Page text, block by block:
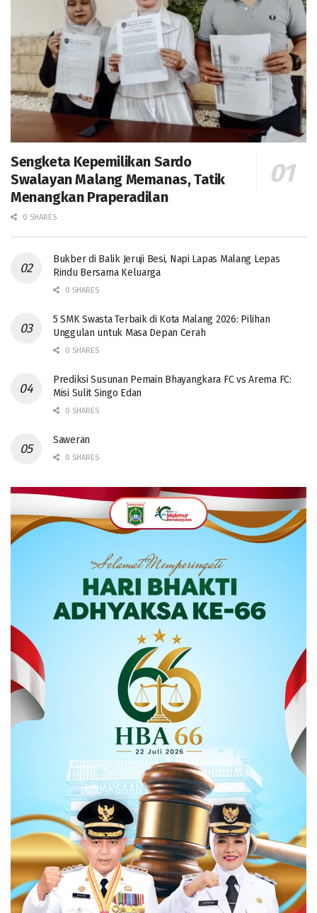
Sengketa Kepemilikan Sardo
Swalayan Malang Memanas, Tatik
Menangkan Praperadilan
0 SHARES
Bukber di Balik Jeruji Besi, Napi Lapas Malang Lepas
Rindu Bersama Keluarga
0 SHARES
5 SMK Swasta Terbaik di Kota Malang 2026: Pilihan
Unggulan untuk Masa Depan Cerah
0 SHARES
Prediksi Susunan Pemain Bhayangkara FC vs Arema FC:
Misi Sulit Singo Edan
0 SHARES
Saweran
0 SHARES